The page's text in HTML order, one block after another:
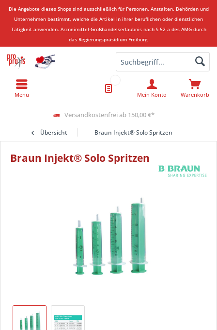
Die Angebote dieses Shops sind ausschließlich für Personen, Anstalten, Behörden und
Unternehmen bestimmt, welche die Artikel in ihrer beruflichen oder dienstlichen
Tätigkeit anwenden. Arzneimittel-Großhandelserlaubnis nach § 52 a des AMG durch
das Regierungspräsidium Freiburg.
Versandkostenfrei ab 150,00 €*
Warenkorb
Mein Konto
Menü
Übersicht Braun Injekt® Solo Spritzen
Braun Injekt® Solo Spritzen